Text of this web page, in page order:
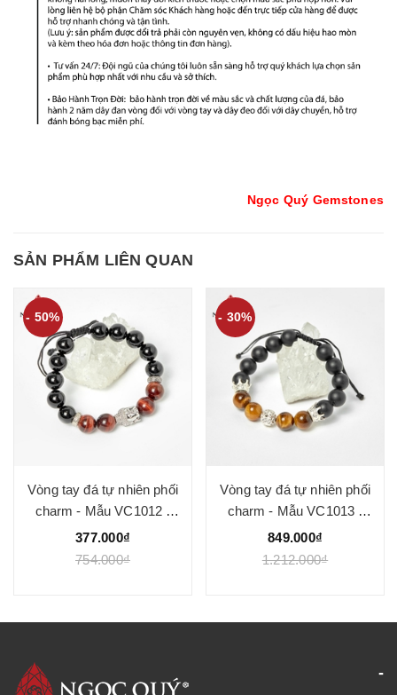
Ngọc Quý Gemstones
SẢN PHẨM LIÊN QUAN
- 50%
Vòng tay đá tự nhiên phối
charm - Mẫu VC1012 -
Ngọc Quý
377.000₫
754.000₫
- 30%
Vòng tay đá tự nhiên phối
charm - Mẫu VC1013 -
Ngọc Quý
849.000₫
1.212.000₫